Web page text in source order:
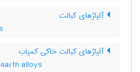
آلیاژهای کبالت
آلیاژهای کبالت خاکی کمیاب
alloys